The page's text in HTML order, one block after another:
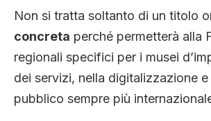
Non si tratta soltanto di un titolo
concreta perché permetterà alla
regionali specifici per i musei
dei servizi, nella digitalizzazione
pubblico sempre più